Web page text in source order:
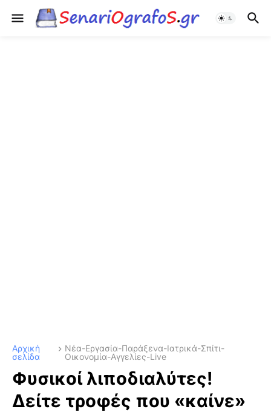
Αρχική
σελίδα
Νέα-Εργασία-Παράξενα-Ιατρικά-Σπίτι-
Οικονομία-Αγγελίες-Live
Φυσικοί λιποδιαλύτες!
Δείτε τροφές που «καίνε»